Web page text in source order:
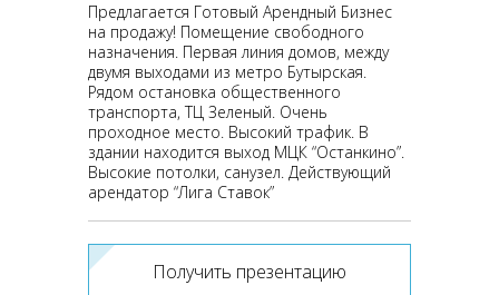
Предлагается Готовый Арендный Бизнес
на продажу! Помещение свободного
назначения. Первая линия домов, между
двумя выходами из метро Бутырская.
Рядом остановка общественного
транспорта, ТЦ Зеленый. Очень
проходное место. Высокий трафик. В
здании находится выход МЦК “Останкино”.
Высокие потолки, санузел. Действующий
арендатор “Лига Ставок”
Получить презентацию